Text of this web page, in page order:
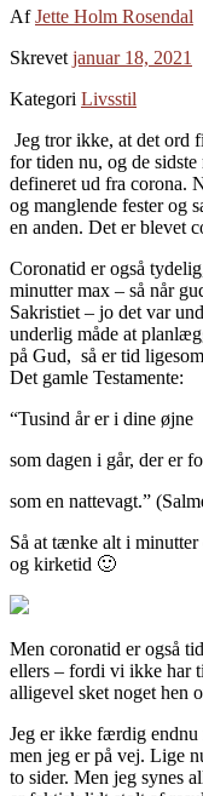
AfJette Holm Rosendal
Skrevet januar 18, 2021
Kategori Livsstil
Jeg tror ikke, at det ord
for tiden nu, og de
defineret ud fra corona.
og manglende fester og
en anden. Det er blevet
Coronatid er også
minutter max – så når
Sakristiet – jo det var
underlig måde at
på Gud, så er tid
Det gamle Testamente:
“Tusind år er i dine øjne
som dagen i går, der er
som en nattevagt.”
Så at tænke alt i
og kirketid 🙂
Men coronatid er også
ellers – fordi vi ikke har
alligevel sket noget hen
Jeg er ikke færdig endnu
men jeg er på vej. Lige
to sider. Men jeg synes